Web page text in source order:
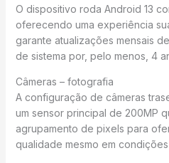
O dispositivo roda Android 13
oferecendo uma experiência
garante atualizações mensais
de sistema por, pelo menos, 4
Câmeras – fotografia
A configuração de câmeras
um sensor principal de 200MP
agrupamento de pixels para
qualidade mesmo em